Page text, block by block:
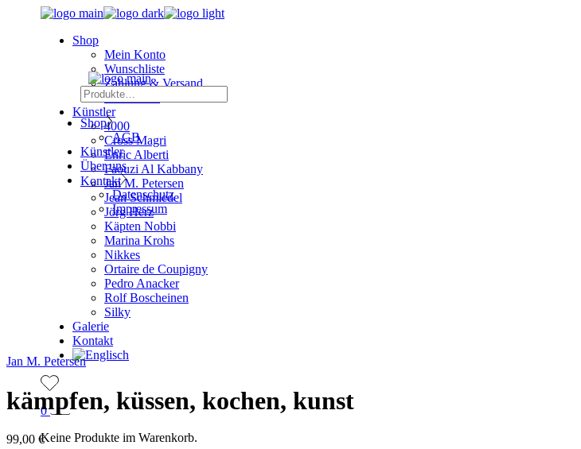
Shop
Mein Konto
Wunschliste
Zahlung & Versand
Warenkorb
Künstler
4000
Cross Magri
Enric Alberti
Faouzi Al Kabbany
Jan M. Petersen
Jean Schmiedel
Jörg Herz
Käpten Nobbi
Marina Krohs
Nikkes
Ortaire de Coupigny
Pedro Anacker
Rolf Boscheinen
Silky
Galerie
Kontakt
0
Keine Produkte im Warenkorb.
Suchen
Shop
AGB
Künstler
Über uns
Kontakt
Datenschutz
Impressum
Jan M. Petersen
kämpfen, küssen, kochen, kunst
99,00 €